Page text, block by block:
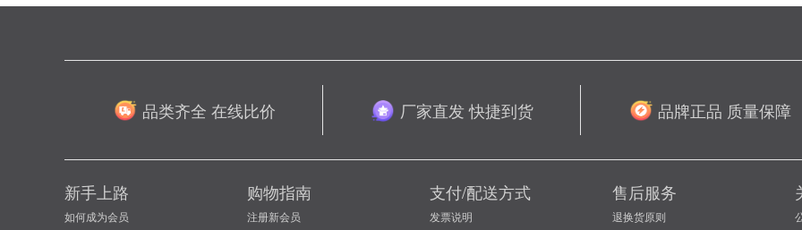
品类齐全 在线比价 厂家直发 快捷到货 品牌正品 质量保障
新手上路
如何成为会员
购物指南
注册新会员
支付/配送方式
发票说明
售后服务
退换货原则